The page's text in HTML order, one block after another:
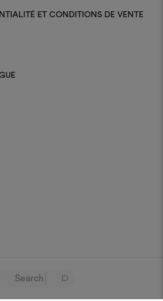
ET CONDITIONS DE VENTE
P.IVA 03187590157